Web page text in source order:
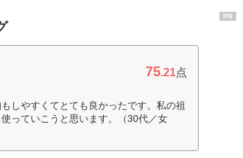
75.21点
しやすくてとても良かったです。私の祖
っていこうと思います。（30代／女
PR